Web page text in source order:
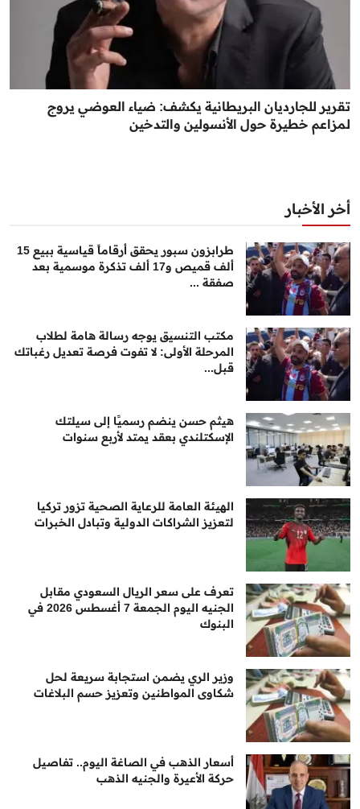
تقرير للجارديان البريطانية يكشف: ضياء العوضي يروج
لمزاعم خطيرة حول الأنسولين والتدخين
أخر الأخبار
طرابزون سبور يحقق أرقاماً قياسية ببيع 15
ألف قميص و17 ألف تذكرة موسمية بعد
صفقة ...
مكتب التنسيق يوجه رسالة هامة لطلاب
المرحلة الأولى: لا تفوت فرصة تعديل رغباتك
قبل...
هيثم حسن ينضم رسميًا إلى سيلتك
الإسكتلندي بعقد يمتد لأربع سنوات
الهيئة العامة للرعاية الصحية تزور تركيا
لتعزيز الشراكات الدولية وتبادل الخبرات
تعرف على سعر الريال السعودي مقابل
الجنيه اليوم الجمعة 7 أغسطس 2026 في
البنوك
وزير الري يضمن استجابة سريعة لحل
شكاوى المواطنين وتعزيز حسم البلاغات
أسعار الذهب في الصاغة اليوم.. تفاصيل
حركة الأعيرة والجنيه الذهب